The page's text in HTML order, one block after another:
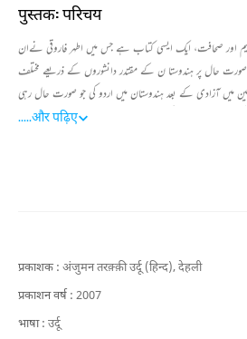
पुस्तक: परिचय
اور صحافت، ایک ایسی کتاب ہے جس میں اطہر فاروقی نےان
صورت حال پر ہندوستا ن کے مقتدر دانشوروں کے ذریعے مختلف
میں آزادی کے بعد ہندوستان میں اردو کی جو صورت حال رہی
پر اردو کے ساتھ کئے جانے والے رویے کا ذکر کیا گیا ہے ،.....और पढ़िए
प्रकाशक : अंजुमन तरक़्क़ी उर्दू (हिन्द), देहली
प्रकाशन वर्ष : 2007
भाषा : उर्दू